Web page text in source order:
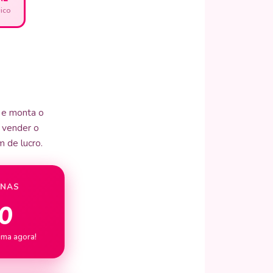
monta o
o
de lucro.
agora!